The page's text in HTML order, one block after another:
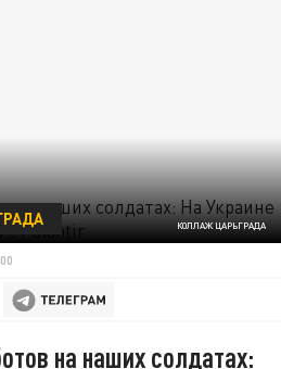
КОЛЛАЖ ЦАРЬГРАДА
на наших солдатах: